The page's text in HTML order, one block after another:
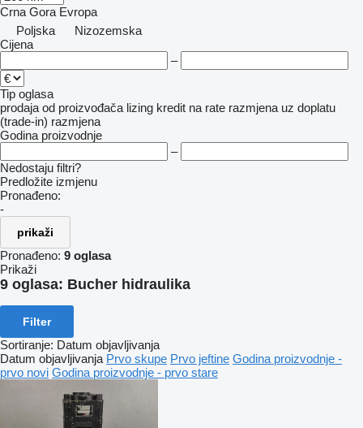
Crna Gora Evropa
Poljska
Nizozemska
Cijena
–
Tip oglasa
prodaja od proizvođača lizing kredit na rate razmjena uz doplatu
(trade-in) razmjena
Godina proizvodnje
–
Nedostaju filtri?
Predložite izmjenu
Pronađeno:
-
prikaži
Pronađeno: 9 oglasa
Prikaži
9 oglasa: Bucher hidraulika
Filter
Sortiranje: Datum objavljivanja
Datum objavljivanja Prvo skupe Prvo jeftine Godina proizvodnje -
prvo novi Godina proizvodnje - prvo stare